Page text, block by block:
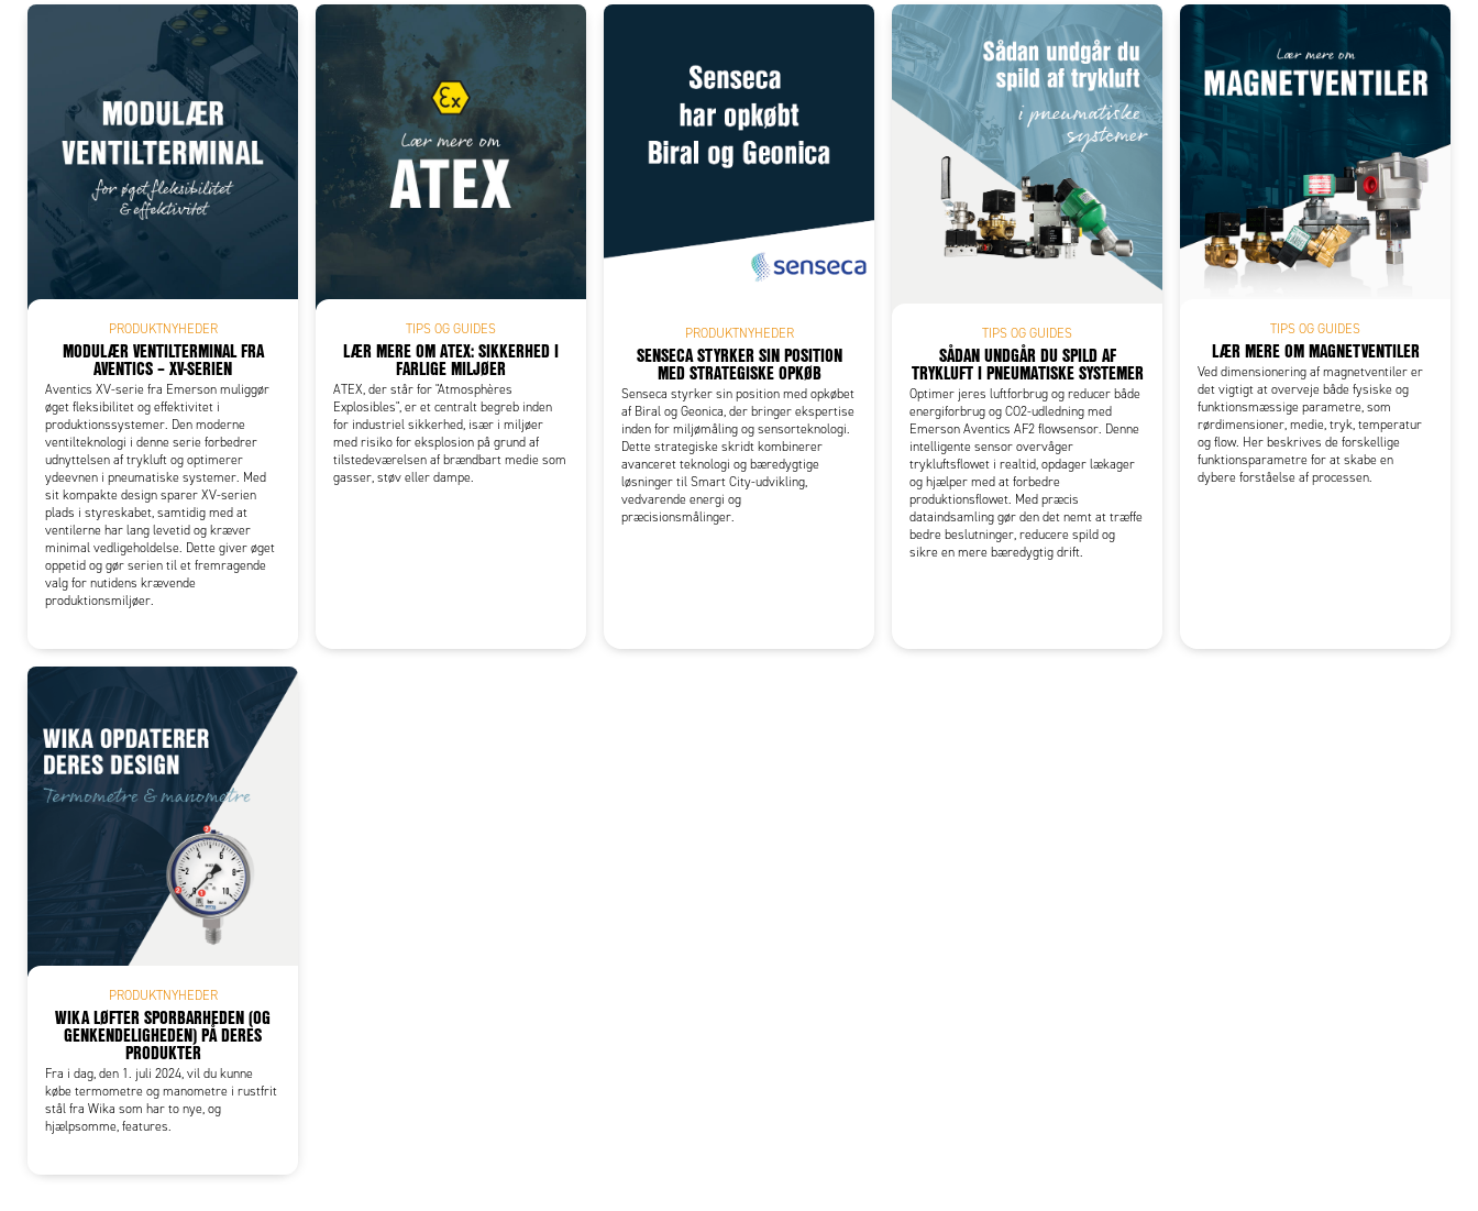
Add as new cart row
PRODUKTNYHEDER
MODULÆR VENTILTERMINAL FRA
AVENTICS – XV-SERIEN
Aventics XV-serie fra Emerson muliggør
øget fleksibilitet og effektivitet i
produktionssystemer. Den moderne
ventilteknologi i denne serie forbedrer
udnyttelsen af trykluft og optimerer
ydeevnen i pneumatiske systemer. Med
sit kompakte design sparer XV-serien
plads i styreskabet, samtidig med at
ventilerne har lang levetid og kræver
minimal vedligeholdelse. Dette giver øget
oppetid og gør serien til et fremragende
valg for nutidens krævende
produktionsmiljøer.
TIPS OG GUIDES
LÆR MERE OM ATEX: SIKKERHED I
FARLIGE MILJØER
ATEX, der står for "Atmosphères
Explosibles", er et centralt begreb inden
for industriel sikkerhed, især i miljøer
med risiko for eksplosion på grund af
tilstedeværelsen af brændbart medie som
gasser, støv eller dampe.
PRODUKTNYHEDER
SENSECA STYRKER SIN POSITION
MED STRATEGISKE OPKØB
Senseca styrker sin position med opkøbet
af Biral og Geonica, der bringer ekspertise
inden for miljømåling og sensorteknologi.
Dette strategiske skridt kombinerer
avanceret teknologi og bæredygtige
løsninger til Smart City-udvikling,
vedvarende energi og
præcisionsmålinger.
TIPS OG GUIDES
SÅDAN UNDGÅR DU SPILD AF
TRYKLUFT I PNEUMATISKE SYSTEMER
Optimer jeres luftforbrug og reducer både
energiforbrug og CO2-udledning med
Emerson Aventics AF2 flowsensor. Denne
intelligente sensor overvåger
trykluftsflowet i realtid, opdager lækager
og hjælper med at forbedre
produktionsflowet. Med præcis
dataindsamling gør den det nemt at træffe
bedre beslutninger, reducere spild og
sikre en mere bæredygtig drift.
TIPS OG GUIDES
LÆR MERE OM MAGNETVENTILER
Ved dimensionering af magnetventiler er
det vigtigt at overveje både fysiske og
funktionsmæssige parametre, som
rørdimensioner, medie, tryk, temperatur
og flow. Her beskrives de forskellige
funktionsparametre for at skabe en
dybere forståelse af processen.
PRODUKTNYHEDER
WIKA LØFTER SPORBARHEDEN (OG
GENKENDELIGHEDEN) PÅ DERES
PRODUKTER
Fra i dag, den 1. juli 2024, vil du kunne
købe termometre og manometre i rustfrit
stål fra Wika som har to nye, og
hjælpsomme, features.